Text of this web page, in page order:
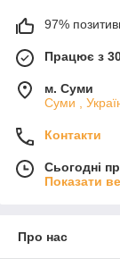
97%
Працює з
м. Суми
Суми ,
Контакти
Сьогодні
Показати
Про нас